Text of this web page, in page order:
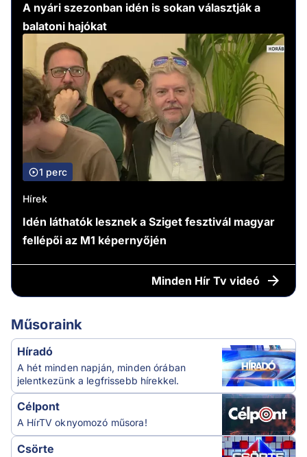
A nyári szezonban idén is sokan választják a
balatoni hajókat
1 perc
Hírek
Idén láthatók lesznek a Sziget fesztivál magyar
fellépői az M1 képernyőjén
Minden Hír Tv videó
Műsoraink
Híradó
A hét minden napján, minden órában
jelentkezünk a legfrissebb hírekkel.
Célpont
A HírTV oknyomozó műsora!
Csörte